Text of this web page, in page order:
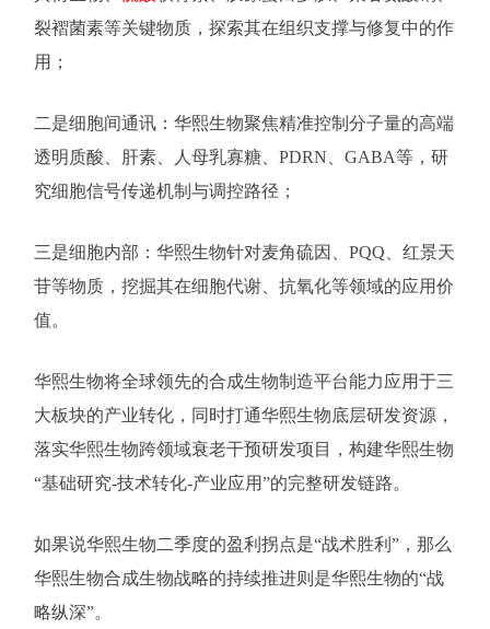
裂褶菌素等关键物质，探索其在组织支撑与修复中的作
用；
二是细胞间通讯：华熙生物聚焦精准控制分子量的高端
透明质酸、肝素、人母乳寡糖、PDRN、GABA等，研
究细胞信号传递机制与调控路径；
三是细胞内部：华熙生物针对麦角硫因、PQQ、红景天
苷等物质，挖掘其在细胞代谢、抗氧化等领域的应用价
值。
华熙生物将全球领先的合成生物制造平台能力应用于三
大板块的产业转化，同时打通华熙生物底层研发资源，
落实华熙生物跨领域衰老干预研发项目，构建华熙生物
“基础研究-技术转化-产业应用”的完整研发链路。
如果说华熙生物二季度的盈利拐点是“战术胜利”，那么
华熙生物合成生物战略的持续推进则是华熙生物的“战
略纵深”。